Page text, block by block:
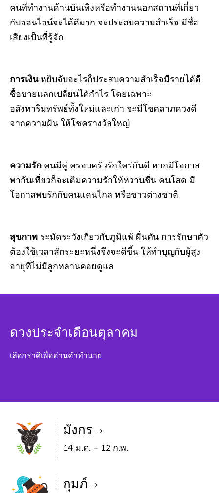
คนที่ทำงานด้านบันเทิงหรือทำงานนอกสถานที่เกี่ยว
กับออนไลน์จะได้ดีมาก จะประสบความสำเร็จ มีชื่อ
เสียงเป็นที่รู้จัก
การเงินหยิบจับอะไรก็ประสบความสำเร็จมีรายได้ดี
ซื้อขายแลกเปลี่ยนได้กำไร โดยเฉพาะ
อสังหาริมทรัพย์ทั้งใหม่และเก่า จะมีโชคลาภดวงดี
จากความฝัน ให้โชครางวัลใหญ่
ความรัก คนมีคู่ ครอบครัวรักใคร่กันดี หากมีโอกาส
พากันเที่ยวก็จะเติมความรักให้หวานชื่น คนโสด มี
โอกาสพบรักกับคนแดนไกล หรือชาวต่างชาติ
สุขภาพ ระมัดระวังเกี่ยวกับภูมิแพ้ ผื่นคัน การรักษาตัว
ต้องใช้เวลาสักระยะหนึ่งจึงจะดีขึ้น ให้ทำบุญกับผู้สูง
อายุที่ไม่มีลูกหลานคอยดูแล
ดวงประจำเดือนตุลาคม
เลือกราศีเพื่ออ่านคำทำนาย
มังกร
14 ม.ค. – 12 ก.พ.
กุมภ์